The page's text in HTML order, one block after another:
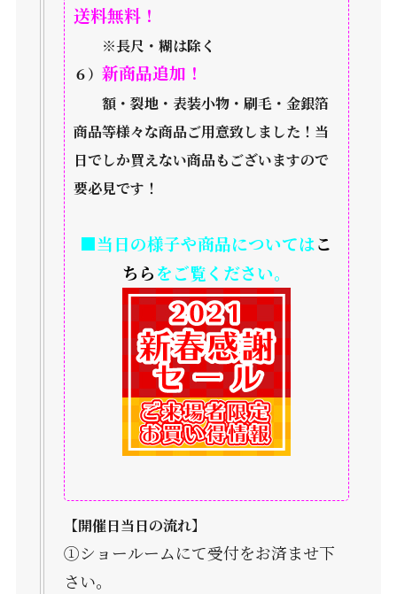
送料無料！
※長尺・糊は除く
６） 新商品追加！
額・裂地・表装小物・刷毛・金銀箔
商品等様々な商品ご用意致しました！当
日でしか買えない商品もございますので
要必見です！
■当日の様子や商品についてはこ
ちらをご覧ください。
【開催日当日の流れ】
①ショールームにて受付をお済ませ下
さい。